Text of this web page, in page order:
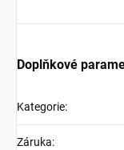
Doplňkové
Kategorie:
Záruka: